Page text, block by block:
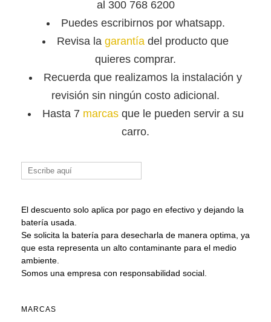
al 300 768 6200
Puedes escribirnos por whatsapp.
Revisa la garantía del producto que
quieres comprar.
Recuerda que realizamos la instalación y
revisión sin ningún costo adicional.
Hasta 7 marcasque le pueden servir a su
carro.
Buscar:
El descuento solo aplica por pago en efectivo y dejando la
batería usada.
Se solicita la batería para desecharla de manera optima, ya
que esta representa un alto contaminante para el medio
ambiente.
Somos una empresa con responsabilidad social.
MARCAS